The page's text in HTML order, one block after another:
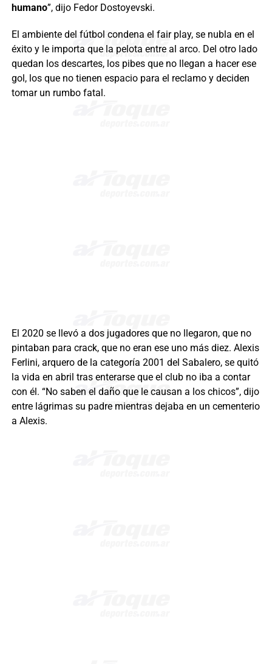
humano”, dijo Fedor Dostoyevski.
El ambiente del fútbol condena el fair play, se nubla en el
éxito y le importa que la pelota entre al arco. Del otro lado
quedan los descartes, los pibes que no llegan a hacer ese
gol, los que no tienen espacio para el reclamo y deciden
tomar un rumbo fatal.
El 2020 se llevó a dos jugadores que no llegaron, que no
pintaban para crack, que no eran ese uno más diez. Alexis
Ferlini, arquero de la categoría 2001 del Sabalero, se quitó
la vida en abril tras enterarse que el club no iba a contar
con él. “No saben el daño que le causan a los chicos”, dijo
entre lágrimas su padre mientras dejaba en un cementerio
a Alexis.